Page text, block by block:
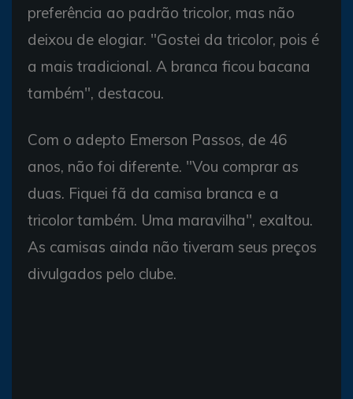
preferência ao padrão tricolor, mas não
deixou de elogiar. "Gostei da tricolor, pois é
a mais tradicional. A branca ficou bacana
também", destacou.
Com o adepto Emerson Passos, de 46
anos, não foi diferente. "Vou comprar as
duas. Fiquei fã da camisa branca e a
tricolor também. Uma maravilha", exaltou.
As camisas ainda não tiveram seus preços
divulgados pelo clube.